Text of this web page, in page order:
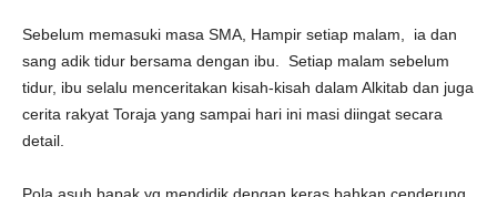
Sebelum memasuki masa SMA, Hampir setiap malam, ia dan
sang adik tidur bersama dengan ibu. Setiap malam sebelum
tidur, ibu selalu menceritakan kisah-kisah dalam Alkitab dan juga
cerita rakyat Toraja yang sampai hari ini masi diingat secara
detail.